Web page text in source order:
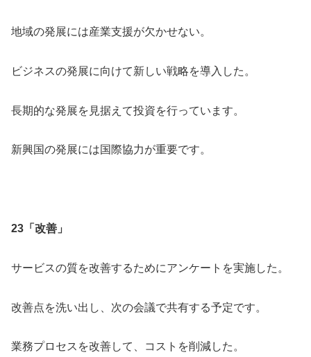
地域の発展には産業支援が欠かせない。
ビジネスの発展に向けて新しい戦略を導入した。
長期的な発展を見据えて投資を行っています。
新興国の発展には国際協力が重要です。
23「改善」
サービスの質を改善するためにアンケートを実施した。
改善点を洗い出し、次の会議で共有する予定です。
業務プロセスを改善して、コストを削減した。